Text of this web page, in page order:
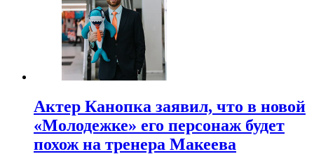
Актер Канопка заявил, что в новой
«Молодежке» его персонаж будет
похож на тренера Макеева